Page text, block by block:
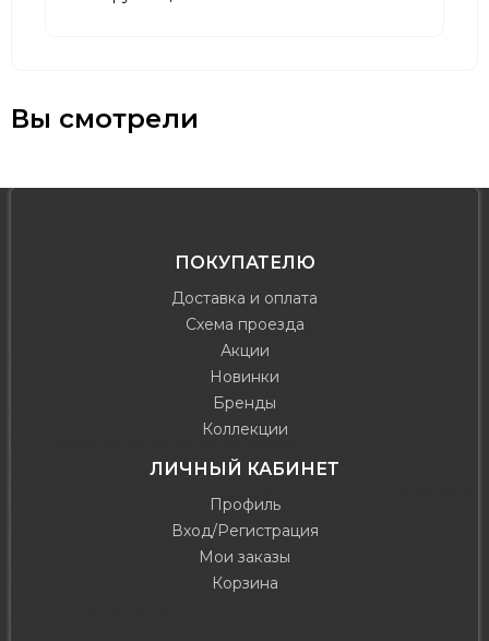
Вы смотрели
ПОКУПАТЕЛЮ
Доставка и оплата
Схема проезда
Акции
Новинки
Бренды
Коллекции
ЛИЧНЫЙ КАБИНЕТ
Профиль
Вход/Регистрация
Мои заказы
Корзина